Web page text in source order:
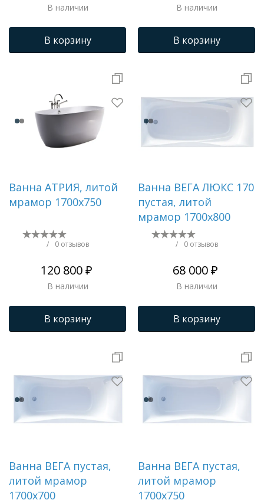
В наличии
В корзину
В наличии
В корзину
Ванна АТРИЯ, литой
мрамор 1700х750
/ 0 отзывов
120 800 ₽
В наличии
В корзину
Ванна ВЕГА ЛЮКС 170
пустая, литой
мрамор 1700х800
/ 0 отзывов
68 000 ₽
В наличии
В корзину
Ванна ВЕГА пустая,
литой мрамор
1700х700
Ванна ВЕГА пустая,
литой мрамор
1700х750